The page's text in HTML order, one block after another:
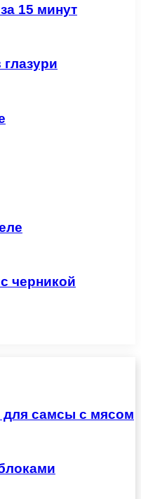
15 минут
черникой
для самсы с мясом